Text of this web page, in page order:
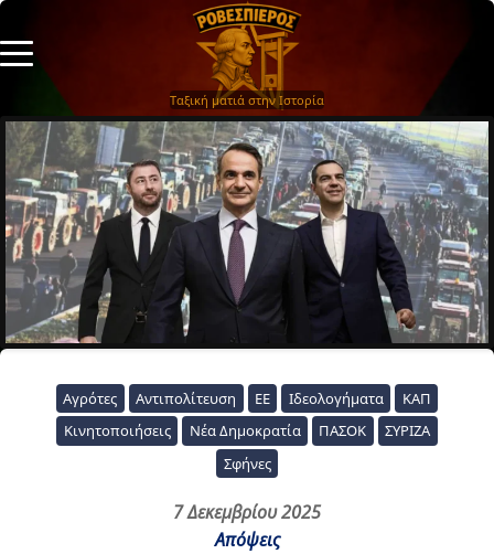
Ταξική ματιά στην Ιστορία
Αγρότες Αντιπολίτευση ΕΕ Ιδεολογήματα
ΚΑΠ
Κινητοποιήσεις
Νέα Δημοκρατία ΠΑΣΟΚ
ΣΥΡΙΖΑ
Σφήνες
7 Δεκεμβρίου 2025
Απόψεις